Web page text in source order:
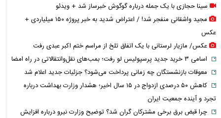
سینا حجازی با یک جمله درباره گوگوش خبرساز شد + ویدئو
مجید واشقانی منفجر شد! / اعتراض شدید به خبر پروژه ۱۵۰ میلیاردی +
عکس
عکس/ مازیار لرستانی با یک اتفاق تلخ از مراسم ختم اکبر عبدی رفت
اسامی ۳ خرید جدید پرسپولیس لو رفت؛ بمب‌های نقل‌وانتقالاتی در راه امضا
معوقات بازنشستگان چه زمانی پرداخت می‌شود؟ جزئیات جدید اعلام شد
کاهش ۵۰ درصدی ازدواج در ۱۵ سال اخیر؛ هشدار وزارت بهداشت درباره
تجرد و آینده جمعیت ایران
چرا قبض برق برخی مشترکان گران شد؟ توضیح وزارت نیرو درباره افزایش